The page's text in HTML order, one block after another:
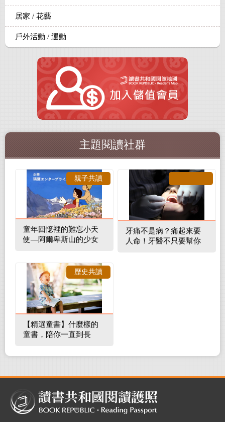
居家 / 花藝
戶外活動 / 運動
主題閱讀社群
童年回憶裡的難忘小天
使—阿爾卑斯山的少女
親子共讀
牙痛不是病？痛起來要
人命！牙醫不只要幫你
【精選童書】什麼樣的
童書，陪你一直到長
歷史共讀